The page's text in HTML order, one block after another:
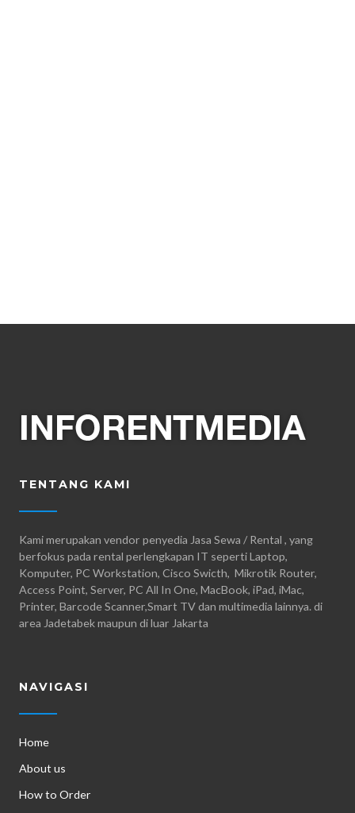
TENTANG KAMI
Kami merupakan vendor penyedia Jasa Sewa / Rental , yang
berfokus pada rental perlengkapan IT seperti Laptop,
Komputer, PC Workstation, Cisco Swicth, Mikrotik Router,
Access Point, Server, PC All In One, MacBook, iPad, iMac,
Printer, Barcode Scanner,Smart TV dan multimedia lainnya. di
area Jadetabek maupun di luar Jakarta
NAVIGASI
Home
About us
How to Order